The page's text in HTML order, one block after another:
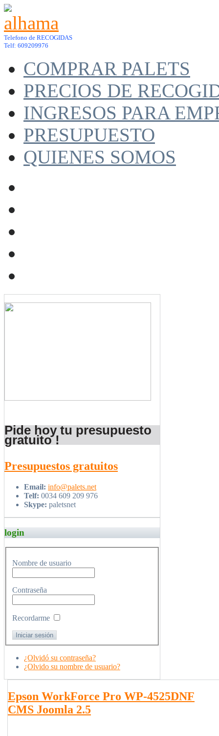
Telefono de RECOGIDAS
Telf: 609209976
COMPRAR PALETS
PRECIOS DE
INGRESOS PARA
PRESUPUESTO
QUIENES SOMOS
Pide hoy tu presupuesto
gratuito !
Presupuestos gratuitos
Email: info@palets.net
Telf: 0034 609 209 976
Skype: paletsnet
login
Nombre de usuario
Contraseña
Recordarme
¿Olvidó su contraseña?
¿Olvido su nombre de usuario?
Epson WorkForce Pro WP-4525DNF
CMS Joomla 2.5